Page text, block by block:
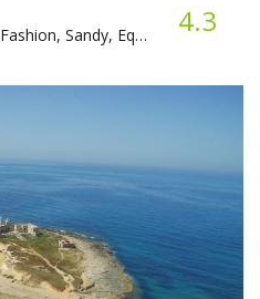
Fashion, Sandy, Equipped beach 4.3